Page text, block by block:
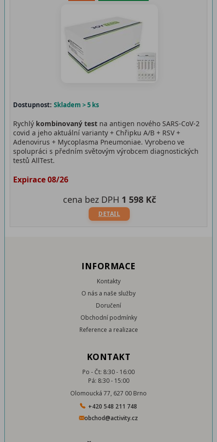
Dostupnost: Skladem > 5 ks
Rychlý kombinovaný test na antigen nového SARS-CoV-2
covid a jeho aktuální varianty + Chřipku A/B + RSV +
Adenovirus + Mycoplasma Pneumoniae. Vyrobeno ve
spolupráci s předním světovým výrobcem diagnostických
testů AllTest.
Expirace 08/26
DETAIL
cena bez DPH 1 598 Kč
INFORMACE
Kontakty
O nás a naše služby
Doručení
Obchodní podmínky
Reference a realizace
KONTAKT
Po - Čt: 8:30 - 16:00
Pá: 8:30 - 15:00
Olomoucká 77, 627 00 Brno
+420 548 211 748
obchod@activity.cz